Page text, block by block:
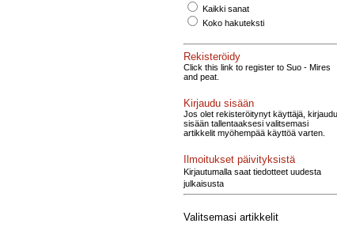
Kaikki sanat
Koko hakuteksti
Rekisteröidy
Click this link to register to Suo - Mires
and peat.
Kirjaudu sisään
Jos olet rekisteröitynyt käyttäjä, kirjaudu
sisään tallentaaksesi valitsemasi
artikkelit myöhempää käyttöä varten.
Ilmoitukset päivityksistä
Kirjautumalla saat tiedotteet uudesta
julkaisusta
Valitsemasi artikkelit